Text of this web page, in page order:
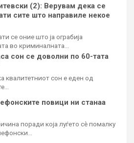
(2): Верувам дека се
сите што направиле некое
се оние што ја ограбија
во криминалната…
сон се доволни по 60-тата
квалитетниот сон е еден од
повици ни станаа
поради која луѓето сè помалку